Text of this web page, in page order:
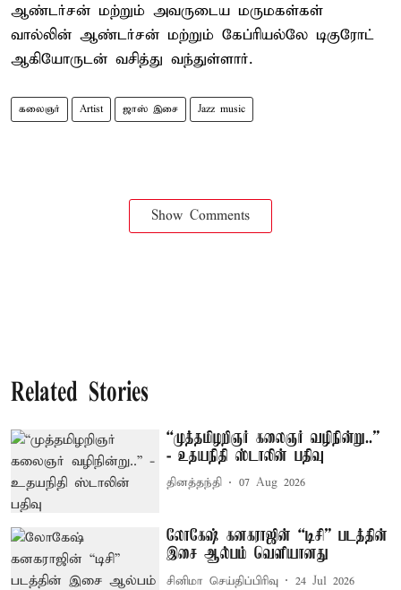
ஆண்டர்சன் மற்றும் அவருடைய மருமகள்கள்
வால்லின் ஆண்டர்சன் மற்றும் கேப்ரியல்லே டிகுரோட்
ஆகியோருடன் வசித்து வந்துள்ளார்.
கலைஞர் Artist ஜாஸ் இசை Jazz music
Show Comments
Related Stories
“முத்தமிழறிஞர் கலைஞர் வழிநின்று..”
- உதயநிதி ஸ்டாலின் பதிவு
தினத்தந்தி 07 Aug 2026
லோகேஷ் கனகராஜின் “டிசி” படத்தின்
இசை ஆல்பம் வெளியானது
சினிமா செய்திப்பிரிவு 24 Jul 2026